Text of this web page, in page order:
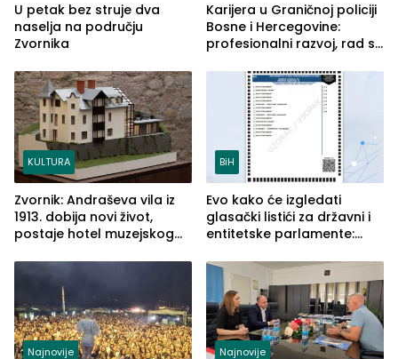
U petak bez struje dva
naselja na području
Zvornika
Karijera u Graničnoj policiji
Bosne i Hercegovine:
profesionalni razvoj, rad sa
služba građanima
KULTURA
Zvornik: Andraševa vila iz
1913. dobija novi život,
postaje hotel muzejskog
BiH
Evo kako će izgledati
glasački listići za državni i
entitetske parlamente:
vidljive na njima
Najnovije Najnovije